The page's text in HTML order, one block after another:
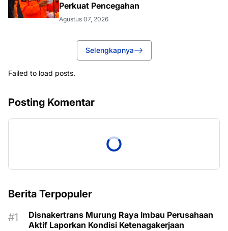
Perkuat Pencegahan
Agustus 07, 2026
Selengkapnya
Failed to load posts.
Posting Komentar
Berita Terpopuler
Disnakertrans Murung Raya Imbau Perusahaan
Aktif Laporkan Kondisi Ketenagakerjaan